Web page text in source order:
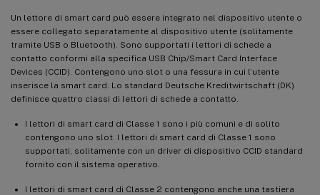
Un lettore di smart card può essere integrato nel dispositivo utente o
essere collegato separatamente al dispositivo utente (solitamente
tramite USB o Bluetooth). Sono supportati i lettori di schede a
contatto conformi alla specifica USB Chip/Smart Card Interface
Devices (CCID). Contengono uno slot o una fessura in cui l’utente
inserisce la smart card. Lo standard Deutsche Kreditwirtschaft (DK)
definisce quattro classi di lettori di schede a contatto.
I lettori di smart card di Classe 1 sono i più comuni e di solito
contengono uno slot. I lettori di smart card di Classe 1 sono
supportati, solitamente con un driver di dispositivo CCID standard
fornito con il sistema operativo.
I lettori di smart card di Classe 2 contengono anche una tastiera